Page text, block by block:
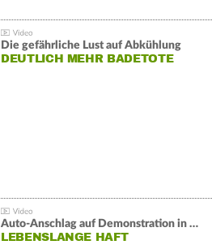
Die gefährliche Lust auf Abkühlung
DEUTLICH MEHR BADETOTE
Auto-Anschlag auf Demonstration in München:
LEBENSLANGE HAFT